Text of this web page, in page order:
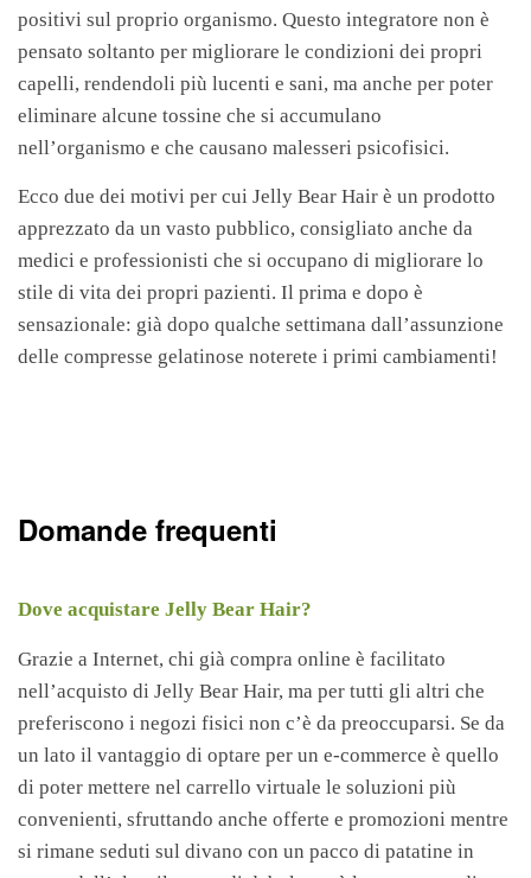
positivi sul proprio organismo. Questo integratore non è
pensato soltanto per migliorare le condizioni dei propri
capelli, rendendoli più lucenti e sani, ma anche per poter
eliminare alcune tossine che si accumulano
nell’organismo e che causano malesseri psicofisici.
Ecco due dei motivi per cui Jelly Bear Hair è un prodotto
apprezzato da un vasto pubblico, consigliato anche da
medici e professionisti che si occupano di migliorare lo
stile di vita dei propri pazienti. Il prima e dopo è
sensazionale: già dopo qualche settimana dall’assunzione
delle compresse gelatinose noterete i primi cambiamenti!
Domande frequenti
Dove acquistare Jelly Bear Hair?
Grazie a Internet, chi già compra online è facilitato
nell’acquisto di Jelly Bear Hair, ma per tutti gli altri che
preferiscono i negozi fisici non c’è da preoccuparsi. Se da
un lato il vantaggio di optare per un e-commerce è quello
di poter mettere nel carrello virtuale le soluzioni più
convenienti, sfruttando anche offerte e promozioni mentre
si rimane seduti sul divano con un pacco di patatine in